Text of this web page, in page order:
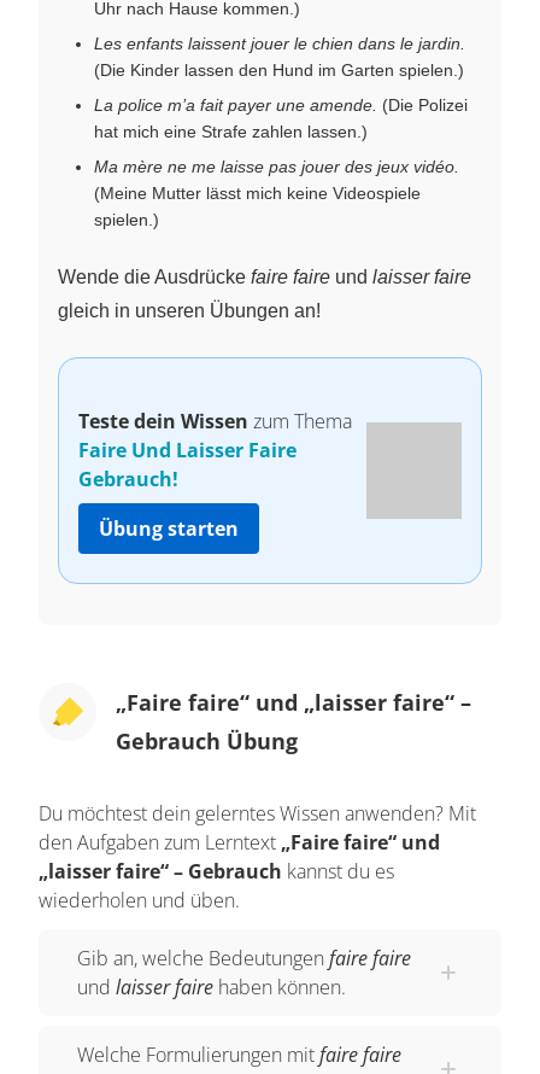
Uhr nach Hause kommen.)
Les enfants laissent jouer le chien dans le jardin.
(Die Kinder lassen den Hund im Garten spielen.)
La police m’a fait payer une amende. (Die Polizei
hat mich eine Strafe zahlen lassen.)
Ma mère ne me laisse pas jouer des jeux vidéo.
(Meine Mutter lässt mich keine Videospiele
spielen.)
Wende die Ausdrücke faire faire und laisser faire
gleich in unseren Übungen an!
Teste dein Wissen zum Thema
Faire Und Laisser Faire
Gebrauch!
Übung starten
„Faire faire“ und „laisser faire“ –
Gebrauch Übung
Du möchtest dein gelerntes Wissen anwenden? Mit
den Aufgaben zum Lerntext „Faire faire“ und
„laisser faire“ – Gebrauch kannst du es
wiederholen und üben.
Gib an, welche Bedeutungen faire faire
und laisser faire haben können.
Welche Formulierungen mitfaire faire